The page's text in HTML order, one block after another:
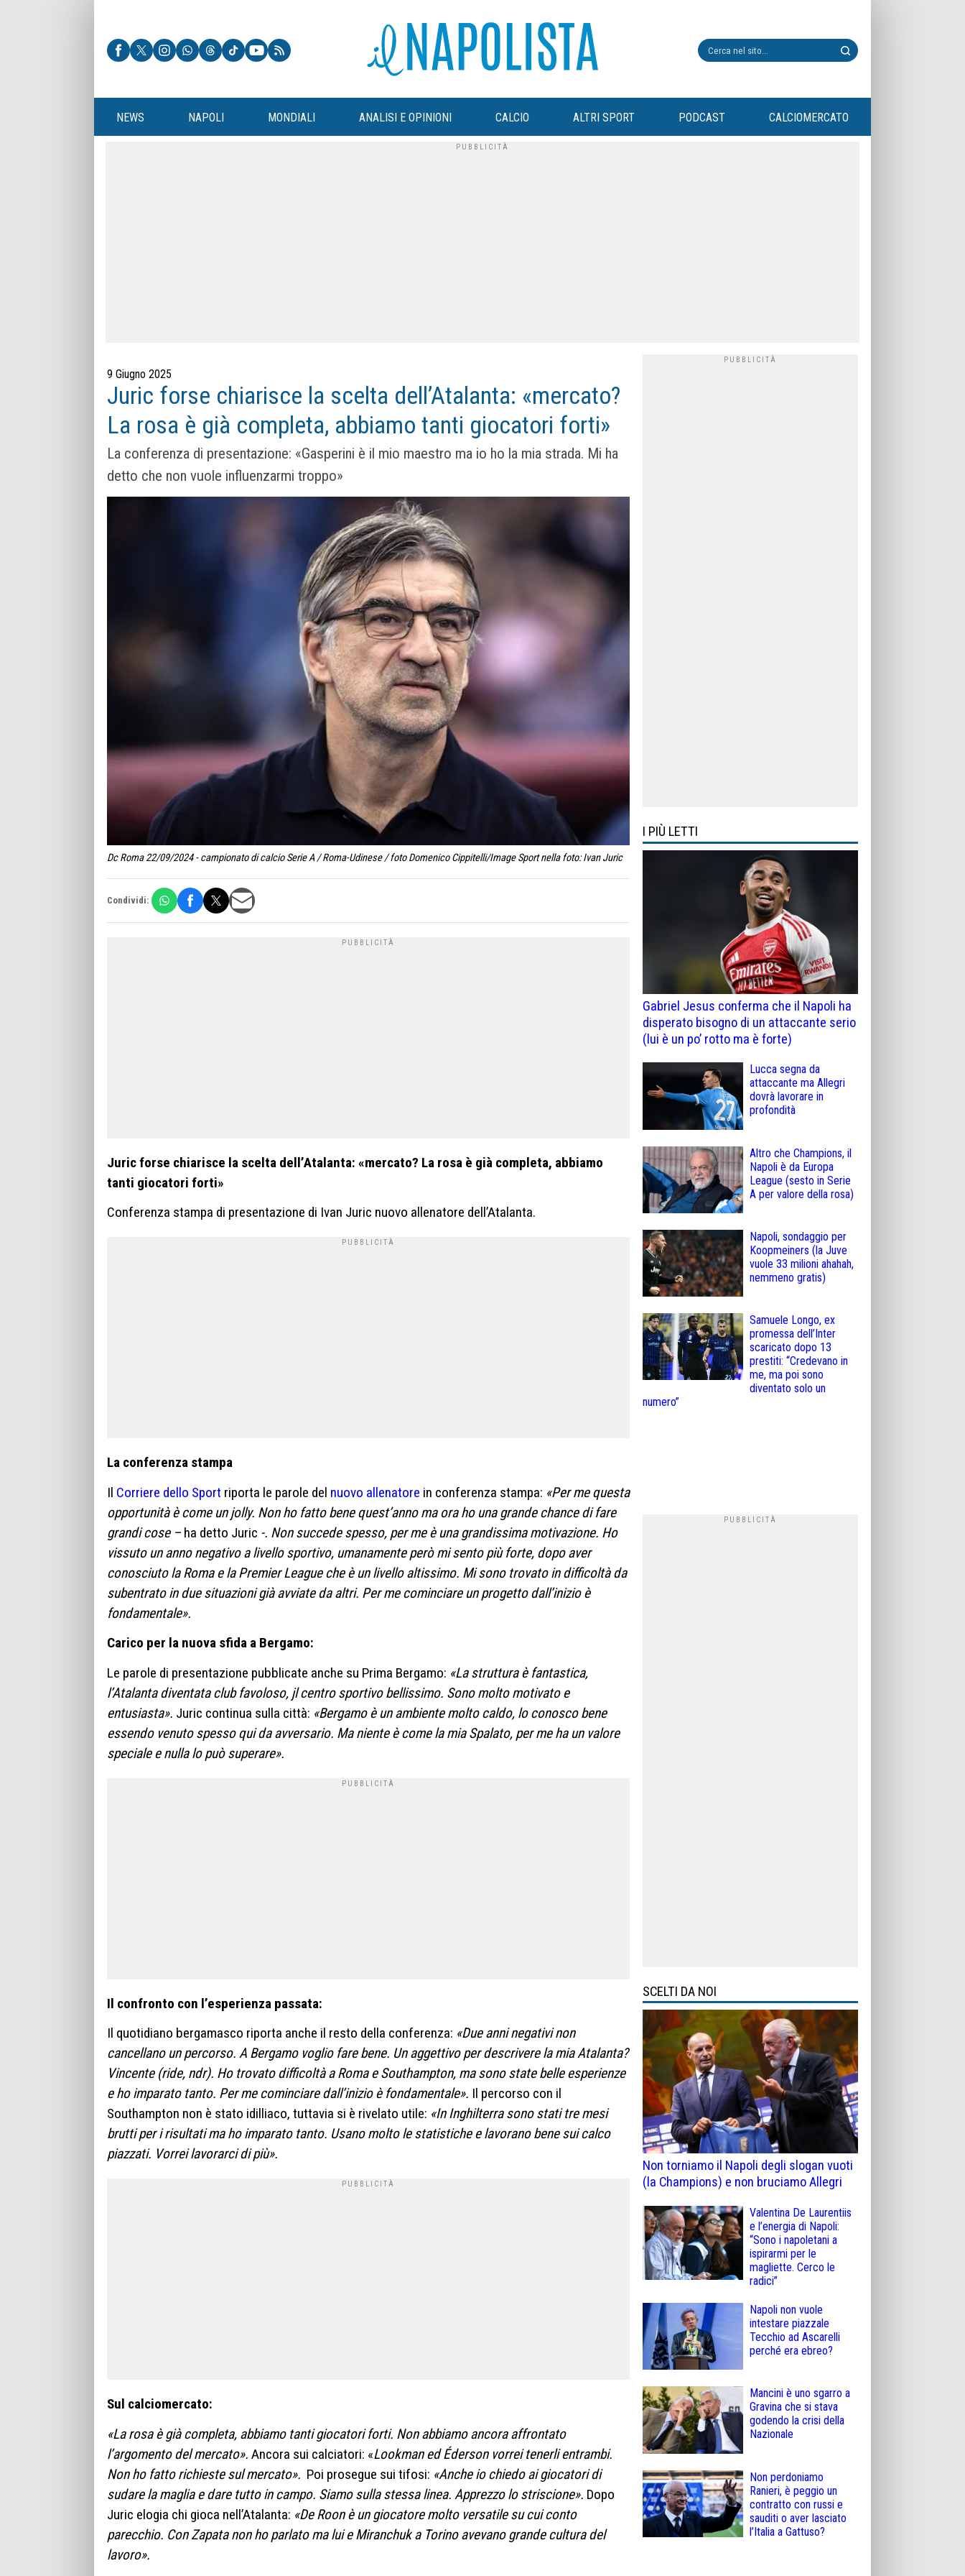
NEWS NAPOLI MONDIALI ANALISI E OPINIONI CALCIO ALTRI SPORT PODCAST CALCIOMERCATO
9 Giugno 2025
Juric forse chiarisce la scelta dell’Atalanta: «mercato?
La rosa è già completa, abbiamo tanti giocatori forti»
La conferenza di presentazione: «Gasperini è il mio maestro ma io ho la mia strada. Mi ha
detto che non vuole influenzarmi troppo»
Dc Roma 22/09/2024 - campionato di calcio Serie A / Roma-Udinese / foto Domenico Cippitelli/Image Sport nella foto: Ivan Juric
Condividi:
Juric forse chiarisce la scelta dell’Atalanta: «mercato? La rosa è già completa, abbiamo
tanti giocatori forti»
Conferenza stampa di presentazione di Ivan Juric nuovo allenatore dell’Atalanta.
La conferenza stampa
Il Corriere dello Sport riporta le parole del nuovo allenatore in conferenza stampa: «Per me questa
opportunità è come un jolly. Non ho fatto bene quest’anno ma ora ho una grande chance di fare
grandi cose –ha detto Juric -. Non succede spesso, per me è una grandissima motivazione. Ho
vissuto un anno negativo a livello sportivo, umanamente però mi sento più forte, dopo aver
conosciuto la Roma e la Premier League che è un livello altissimo. Mi sono trovato in difficoltà da
subentrato in due situazioni già avviate da altri. Per me cominciare un progetto dall’inizio è
fondamentale».
Carico per la nuova sfida a Bergamo:
Le parole di presentazione pubblicate anche su Prima Bergamo: «La struttura è fantastica,
l’Atalanta diventata club favoloso, jl centro sportivo bellissimo. Sono molto motivato e
entusiasta». Juric continua sulla città: «Bergamo è un ambiente molto caldo, lo conosco bene
essendo venuto spesso qui da avversario. Ma niente è come la mia Spalato, per me ha un valore
speciale e nulla lo può superare».
Il confronto con l’esperienza passata:
Il quotidiano bergamasco riporta anche il resto della conferenza: «Due anni negativi non
cancellano un percorso. A Bergamo voglio fare bene. Un aggettivo per descrivere la mia Atalanta?
Vincente (ride, ndr). Ho trovato difficoltà a Roma e Southampton, ma sono state belle esperienze
e ho imparato tanto. Per me cominciare dall’inizio è fondamentale». Il percorso con il
Southampton non è stato idilliaco, tuttavia si è rivelato utile: «In Inghilterra sono stati tre mesi
brutti per i risultati ma ho imparato tanto. Usano molto le statistiche e lavorano bene sui calco
piazzati. Vorrei lavorarci di più».
Sul calciomercato:
«La rosa è già completa, abbiamo tanti giocatori forti. Non abbiamo ancora affrontato
l’argomento del mercato». Ancora sui calciatori: «Lookman ed Éderson vorrei tenerli entrambi.
Non ho fatto richieste sul mercato». Poi prosegue sui tifosi: «Anche io chiedo ai giocatori di
sudare la maglia e dare tutto in campo. Siamo sulla stessa linea. Apprezzo lo striscione». Dopo
Juric elogia chi gioca nell’Atalanta: «De Roon è un giocatore molto versatile su cui conto
parecchio. Con Zapata non ho parlato ma lui e Miranchuk a Torino avevano grande cultura del
lavoro».
I PIÙ LETTI
Gabriel Jesus conferma che il Napoli ha
disperato bisogno di un attaccante serio
(lui è un po’ rotto ma è forte)
Lucca segna da
attaccante ma Allegri
dovrà lavorare in
profondità
Altro che Champions, il
Napoli è da Europa
League (sesto in Serie
A per valore della rosa)
Napoli, sondaggio per
Koopmeiners (la Juve
vuole 33 milioni ahahah,
nemmeno gratis)
Samuele Longo, ex
promessa dell’Inter
scaricato dopo 13
prestiti: “Credevano in
me, ma poi sono
diventato solo un
numero”
SCELTI DA NOI
Non torniamo il Napoli degli slogan vuoti
(la Champions) e non bruciamo Allegri
Valentina De Laurentiis
e l’energia di Napoli:
“Sono i napoletani a
ispirarmi per le
magliette. Cerco le
radici”
Napoli non vuole
intestare piazzale
Tecchio ad Ascarelli
perché era ebreo?
Mancini è uno sgarro a
Gravina che si stava
godendo la crisi della
Nazionale
Non perdoniamo
Ranieri, è peggio un
contratto con russi e
sauditi o aver lasciato
l’Italia a Gattuso?